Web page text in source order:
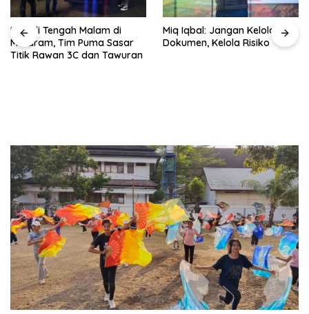
Patroli Tengah Malam di
Mataram, Tim Puma Sasar
Titik Rawan 3C dan Tawuran
Miq Iqbal: Jangan Kelola
Dokumen, Kelola Risiko